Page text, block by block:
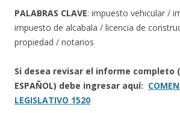
PALABRAS CLAVE: impuesto vehicular /
impuesto de alcabala / licencia de
propiedad / notarios
Si desea revisar el informe completo
ESPAÑOL) debe ingresar aquí:
LEGISLATIVO 1520